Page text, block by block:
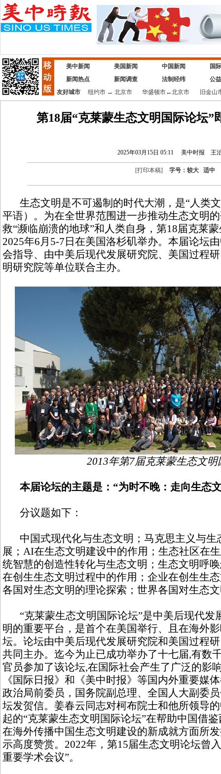
美中新闻 美国新闻 中国新闻
国
新闻热点
新闻调查 法制经纬
公
友好城市
纽约市↔ 北京市 华盛顿市↔北京市 旧金山
第18届“克莱蒙生态文明国际论坛”
2025年03月15日 05:11 美中时报 王
[打印本稿] 字号： 较大 适中
生态文明是不可遏制的时代大潮，是“人类
平语）。为在全世界范围进一步推动生态文明
救“濒临崩溃的地球”和人类自身，第18届克莱
2025年6月5-7日在美国洛杉矶举办。本届论坛
会指导、由中美后现代发展研究院、美国过程
明研究院等单位联合主办。
2013年第7届克莱蒙生态文明
本届论坛的主题是：“为时不晚：走向生态
分议题如下：
中国式现代化与生态文明；马克思主义与生
展；AI在生态文明建设中的作用；生态社区在
统智慧的创造性转化与生态文明；生态文明呼
在创生生态文明过程中的作用；企业在创生生
各国对生态文明的理论探索；世界各国对生态
“克莱蒙生态文明国际论坛”是中美后现代发
明的重要平台，是首个在美国举行、且在海外
坛。论坛由中美后现代发展研究院和美国过程
共同主办。迄今为止已成功举办了十七届,有数
官员参加了该论坛,在国际社会产生了广泛的影
《国际日报》和《美中时报》等国内外重要媒
政治局前委员，国务院副总理、全国人大副委
坛发贺信。姜春云同志对柯布院士和他所领导
起的“克莱蒙生态文明国际论坛”在帮助中国借
在海外传播中国生态文明建设的新成就方面所
示高度赞赏。2022年，第15届生态文明论坛曾
重要学术会议”。